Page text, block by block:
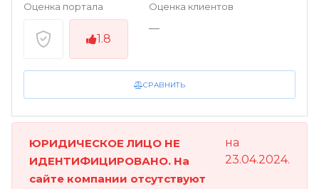
СРАВНИТЬ
Оценка портала
1.8
Оценка клиентов
—
ЮРИДИЧЕСКОЕ ЛИЦО НЕ
ИДЕНТИФИЦИРОВАНО. На
сайте компании отсутствуют
на
23.04.2024.